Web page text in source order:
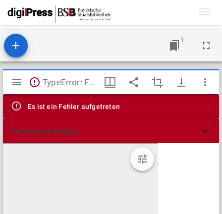
1
Mirador
Viewer
TypeError: Failed to fetch
Es ist ein Fehler aufgetreten
Technische Details